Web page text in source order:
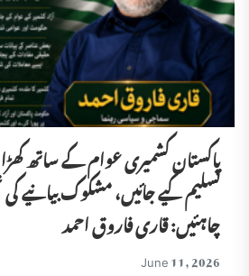
پاکستان کشمیری عوام کے ساتھ
تسلیم کیے جائیں، مشکوک بیانیے
چاہئیں: قاری فاروق احمد
June 11, 2026